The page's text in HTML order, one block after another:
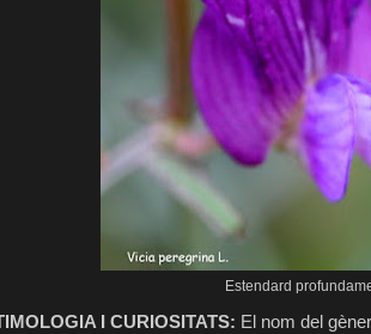
Estendard
I CURIOSITATS: El nom del